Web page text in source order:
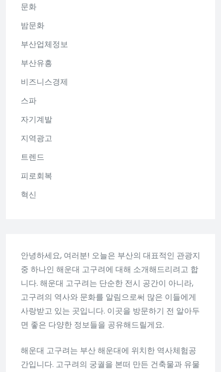
안녕하세요, 여러분! 오늘은 부산의 대표적인 관광지
중 하나인 해운대 고구려에 대해 소개해드리려고 합
니다. 해운대 고구려는 단순한 전시 공간이 아니라,
고구려의 역사와 문화를 알림으로써 많은 이들에게
사랑받고 있는 곳입니다. 이곳을 방문하기 전 알아두
면 좋은 다양한 정보들을 공유해드릴게요.
해운대 고구려는 부산 해운대에 위치한 역사체험공
간입니다. 고구려의 궁궐을 본떠 만든 건축물과 유물
문화
밤문화
부산업체정보
부산유흥
비즈니스경제
스파
자기계발
지역광고
트렌드
피로회복
혁신